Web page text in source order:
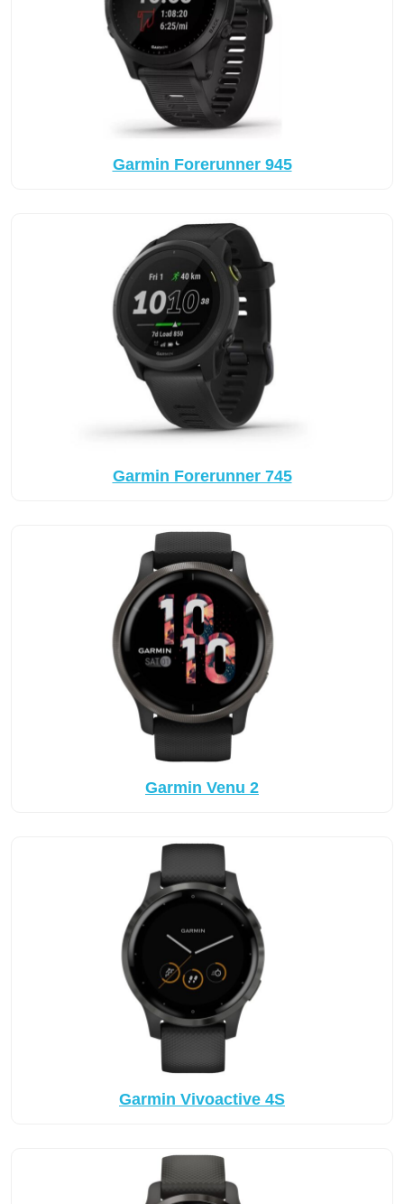
Garmin Forerunner 945
Garmin Forerunner 745
Garmin Venu 2
Garmin Vivoactive 4S